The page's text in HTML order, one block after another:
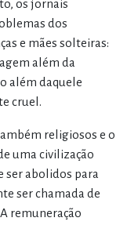
os jornais
dos
e mães solteiras:
além da
além daquele
cruel.
religiosos e o
uma civilização
ser abolidos para
ser chamada de
remuneração